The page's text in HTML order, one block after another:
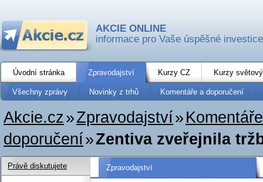
AKCIE ONLINE
informace pro Vaše úspěšné investice
Úvodní stránka Zpravodajství Kurzy CZ Kurzy
Všechny zprávy Novinky z trhů Komentáře a doporučení
Akcie.cz»Zpravodajství»
doporučení»Zentiva zveřejnila
Zpravodajství
Právě diskutujete